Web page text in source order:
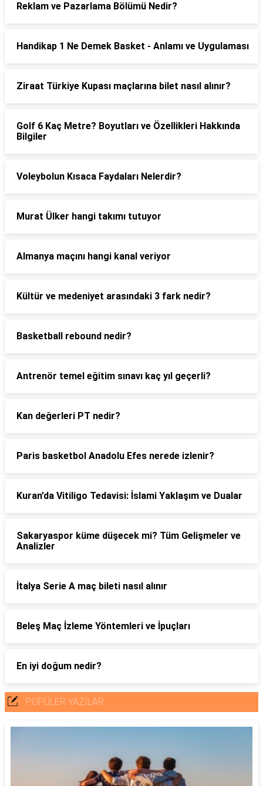
Reklam ve Pazarlama Bölümü Nedir?
Handikap 1 Ne Demek Basket - Anlamı ve Uygulaması
Ziraat Türkiye Kupası maçlarına bilet nasıl alınır?
Golf 6 Kaç Metre? Boyutları ve Özellikleri Hakkında
Bilgiler
Voleybolun Kısaca Faydaları Nelerdir?
Murat Ülker hangi takımı tutuyor
Almanya maçını hangi kanal veriyor
Kültür ve medeniyet arasındaki 3 fark nedir?
Basketball rebound nedir?
Antrenör temel eğitim sınavı kaç yıl geçerli?
Kan değerleri PT nedir?
Paris basketbol Anadolu Efes nerede izlenir?
Kuran’da Vitiligo Tedavisi: İslami Yaklaşım ve Dualar
Sakaryaspor küme düşecek mi? Tüm Gelişmeler ve
Analizler
İtalya Serie A maç bileti nasıl alınır
Beleş Maç İzleme Yöntemleri ve İpuçları
En iyi doğum nedir?
POPÜLER YAZILAR